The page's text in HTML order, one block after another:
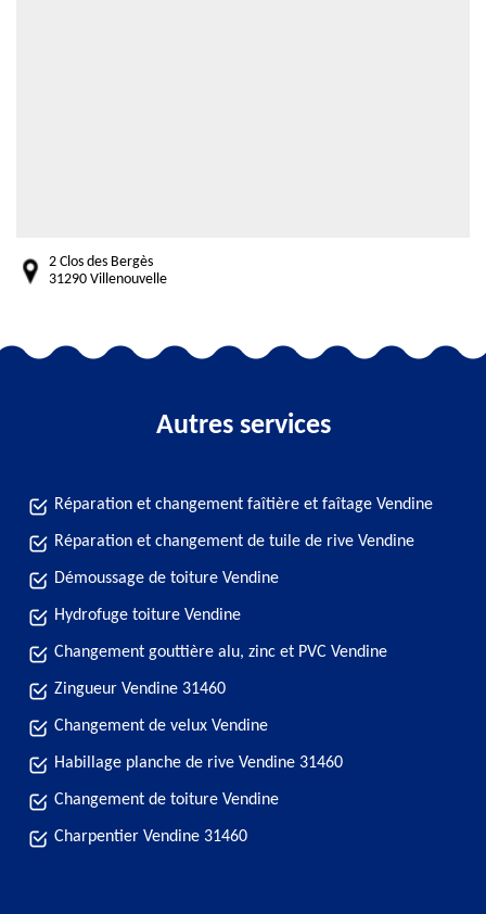
2 Clos des Bergès
31290 Villenouvelle
Autres services
Réparation et changement faîtière et faîtage Vendine
Réparation et changement de tuile de rive Vendine
Démoussage de toiture Vendine
Hydrofuge toiture Vendine
Changement gouttière alu, zinc et PVC Vendine
Zingueur Vendine 31460
Changement de velux Vendine
Habillage planche de rive Vendine 31460
Changement de toiture Vendine
Charpentier Vendine 31460